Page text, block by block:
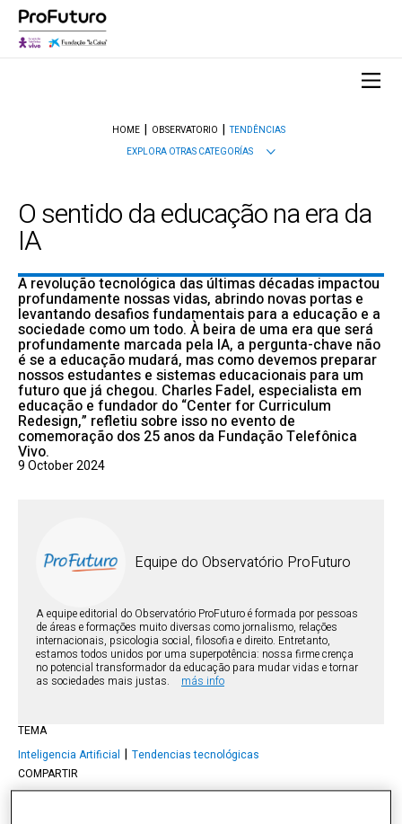
HOME OBSERVATORIO
TENDÊNCIAS
EXPLORA OTRAS CATEGORÍAS
O sentido da educação na era da
IA
A revolução tecnológica das últimas décadas impactou
profundamente nossas vidas, abrindo novas portas e
levantando desafios fundamentais para a educação e a
sociedade como um todo. À beira de uma era que será
profundamente marcada pela IA, a pergunta-chave não
é se a educação mudará, mas como devemos preparar
nossos estudantes e sistemas educacionais para um
futuro que já chegou. Charles Fadel, especialista em
educação e fundador do “Center for Curriculum
Redesign,” refletiu sobre isso no evento de
comemoração dos 25 anos da Fundação Telefônica
Vivo.
9 October 2024
Equipe do Observatório ProFuturo
A equipe editorial do Observatório ProFuturo é formada por pessoas
de áreas e formações muito diversas como jornalismo, relações
internacionais, psicologia social, filosofia e direito. Entretanto,
estamos todos unidos por uma superpotência: nossa firme crença
no potencial transformador da educação para mudar vidas e tornar
as sociedades mais justas.
más info
TEMA
Inteligencia Artificial
Tendencias tecnológicas
COMPARTIR